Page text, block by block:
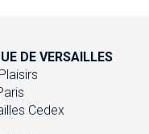
DE VERSAILLES
Cedex